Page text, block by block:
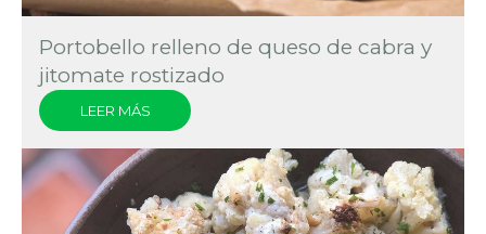
Portobello relleno de queso de cabra y
jitomate rostizado
LEER MÁS